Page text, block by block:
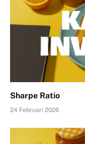
Sharpe Ratio
24 Februari 2026